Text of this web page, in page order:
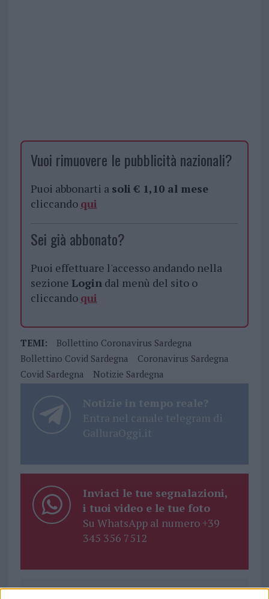
Vuoi rimuovere le pubblicità nazionali?
Puoi abbonarti a soli € 1,10 al mese
cliccando qui
Sei già abbonato?
Puoi effettuare l'accesso andando nella
sezione Logindal menù del sito o
cliccando qui
TEMI:
Bollettino Coronavirus Sardegna
Bollettino Covid Sardegna
Coronavirus Sardegna
Covid Sardegna
Notizie Sardegna
Notizie in tempo reale?
Entra nel canale telegram di
GalluraOggi.it
Inviaci le tue segnalazioni,
i tuoi video e le tue foto
Su WhatsApp al numero +39
345 356 7512